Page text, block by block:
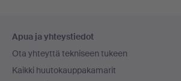
Apua ja yhteystiedot
Ota yhteyttä tekniseen tukeen
Kaikki huutokauppakamarit